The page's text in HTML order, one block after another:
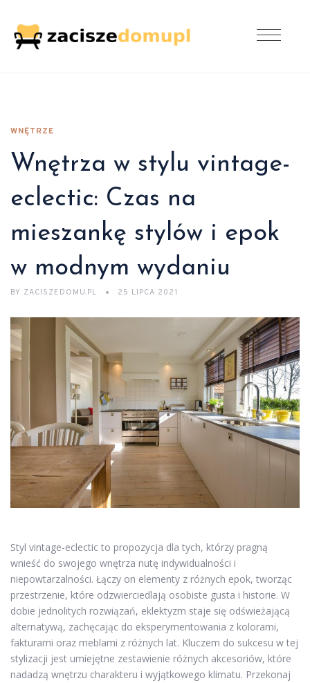
WNĘTRZE
Wnętrza w stylu vintage-
eclectic: Czas na
mieszankę stylów i epok
w modnym wydaniu
BY ZACISZEDOMU.PL 25 LIPCA 2021
Styl vintage-eclectic to propozycja dla tych, którzy pragną
wnieść do swojego wnętrza nutę indywidualności i
niepowtarzalności. Łączy on elementy z różnych epok, tworząc
przestrzenie, które odzwierciedlają osobiste gusta i historie. W
dobie jednolitych rozwiązań, eklektyzm staje się odświeżającą
alternatywą, zachęcając do eksperymentowania z kolorami,
fakturami oraz meblami z różnych lat. Kluczem do sukcesu w tej
stylizacji jest umiejętne zestawienie różnych akcesoriów, które
nadadzą wnętrzu charakteru i wyjątkowego klimatu. Przekonaj